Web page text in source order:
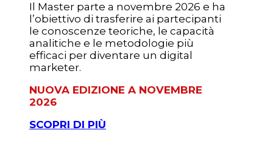
Il Master parte a novembre 2026 e ha
l’obiettivo di trasferire ai partecipanti
le conoscenze teoriche, le capacità
analitiche e le metodologie più
efficaci per diventare un digital
marketer.
NUOVA EDIZIONE A NOVEMBRE
2026
SCOPRI DI PIÙ